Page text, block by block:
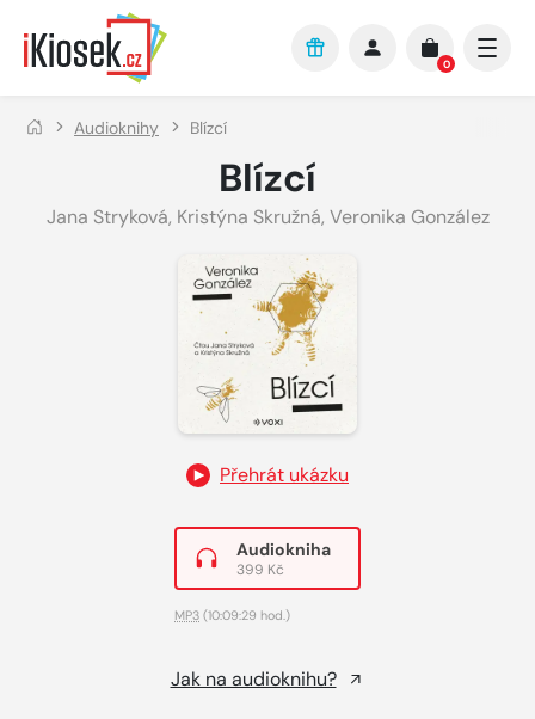
Přejít na hlavní obsah
0
Audioknihy Blízcí
Blízcí
Jana Stryková, Kristýna Skružná, Veronika González
Přehrát ukázku
Audiokniha
399 Kč
MP3 (10:09:29 hod.)
Jak na audioknihu?